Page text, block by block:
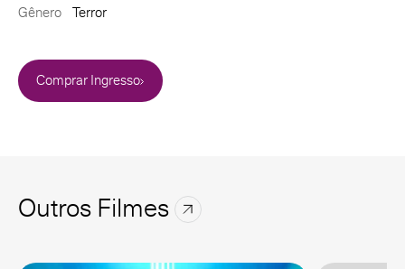
Gênero
Terror
Comprar Ingresso
Outros Filmes